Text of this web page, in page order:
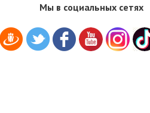
Мы в социальных сетях